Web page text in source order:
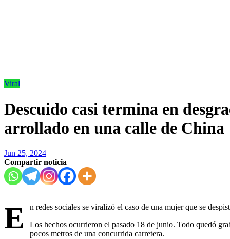
Viral
Descuido casi termina en
arrollado en una calle de China
Jun 25, 2024
Compartir noticia
E
n redes sociales se viralizó el caso de una mujer que se
Los hechos ocurrieron el pasado 18 de junio. Todo quedó
pocos metros de una concurrida carretera.